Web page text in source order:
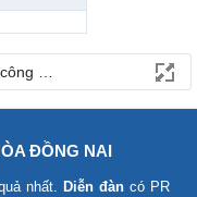
nông nghiệp
ĐỒNG NAI
nhất. Diễn đàn có PR